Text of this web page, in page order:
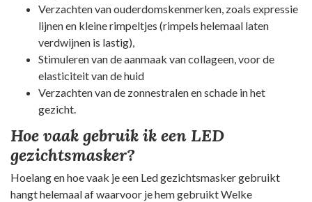
Verzachten van ouderdomskenmerken, zoals expressie
lijnen en kleine rimpeltjes (rimpels helemaal laten
verdwijnen is lastig),
Stimuleren van de aanmaak van collageen, voor de
elasticiteit van de huid
Verzachten van de zonnestralen en schade in het
gezicht.
Hoe vaak gebruik ik een LED
gezichtsmasker?
Hoelang en hoe vaak je een Led gezichtsmasker gebruikt
hangt helemaal af waarvoor je hem gebruikt Welke